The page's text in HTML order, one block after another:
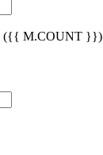
({{ M.COUNT }})